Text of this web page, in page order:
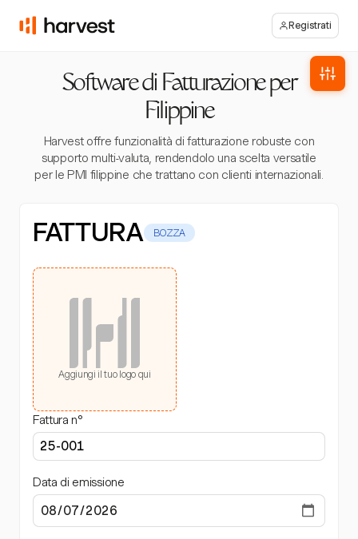
Registrati
Software di Fatturazione per
Filippine
Harvest offre funzionalità di fatturazione robuste con
supporto multi-valuta, rendendolo una scelta versatile
per le PMI filippine che trattano con clienti internazionali.
FATTURA BOZZA
Aggiungi il tuo logo qui
Fattura n°
Data di emissione